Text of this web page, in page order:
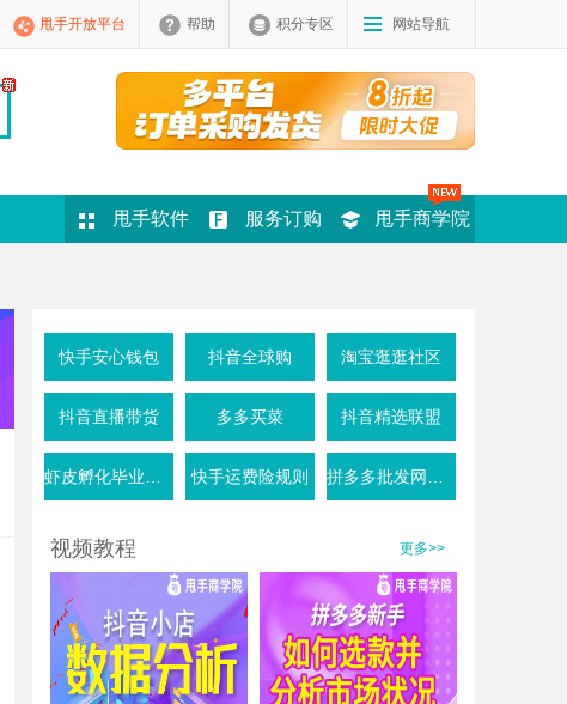
甩手开放平台 帮助 积分专区 网站导航
甩手软件 服务订购 甩手商学院
快手安心钱包 抖音全球购 淘宝逛逛社区
抖音直播带货 多多买菜 抖音精选联盟
快手运费险规则
视频教程 更多>>